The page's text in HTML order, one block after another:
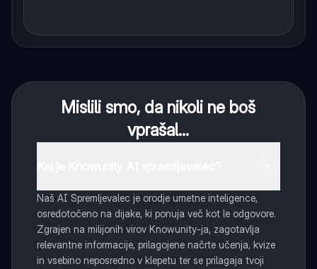
Mislili smo, da nikoli ne boš
vprašal...
Naš AI Spremljevalec je orodje umetne inteligence,
osredotočeno na dijake, ki ponuja več kot le odgovore.
Zgrajen na milijonih virov Knowunity-ja, zagotavlja
relevantne informacije, prilagojene načrte učenja, kvize
in vsebino neposredno v klepetu ter se prilagaja tvoji